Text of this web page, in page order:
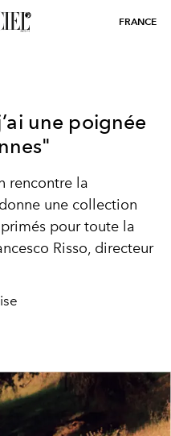
FRANCE
une poignée
rencontre la
une collection
pourtoute la
Risso, directeur